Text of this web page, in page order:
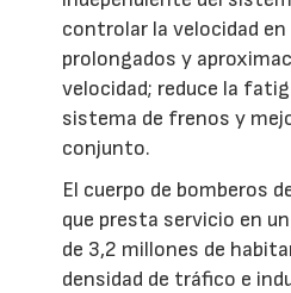
controlar la velocidad
prolongados y
velocidad; reduce la
sistema de frenos y
conjunto.
El cuerpo de bomberos
que presta servicio en
de 3,2 millones de
densidad de tráfico e